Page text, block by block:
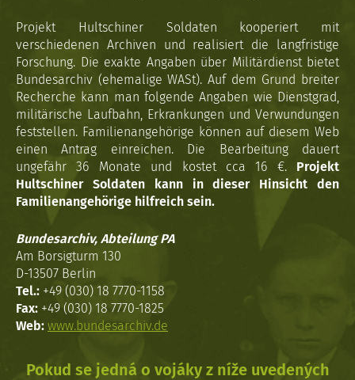
Projekt Hultschiner Soldaten kooperiert mit
verschiedenen Archiven und realisiert die langfristige
Forschung. Die exakte Angaben über Militärdienst bietet
Bundesarchiv (ehemalige WASt). Auf dem Grund breiter
Recherche kann man folgende Angaben wie Dienstgrad,
militärische Laufbahn, Erkrankungen und Verwundungen
feststellen. Familienangehörige können auf diesem Web
einen Antrag einreichen. Die Bearbeitung dauert
ungefähr 36 Monate und kostet cca 16 €. Projekt
Hultschiner Soldaten kann in dieser Hinsicht den
Familienangehörige hilfreich sein.
Bundesarchiv, Abteilung PA
Am Borsigturm 130
D-13507 Berlin
Tel.: +49 (030) 18 7770-1158
Fax: +49 (030) 18 7770-1825
Web: www.bundesarchiv.de
Pokud se jedná o vojáky z níže uvedených